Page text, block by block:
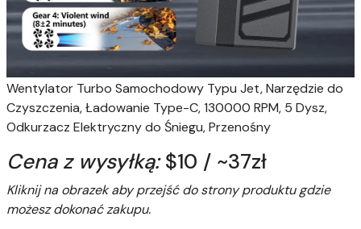
Wentylator Turbo Samochodowy Typu Jet, Narzędzie do
Czyszczenia, Ładowanie Type-C, 130000 RPM, 5 Dysz,
Odkurzacz Elektryczny do Śniegu, Przenośny
Cena z wysyłką:$10 / ~37zł
Kliknij na obrazek aby przejść do strony produktu gdzie
możesz dokonać zakupu.